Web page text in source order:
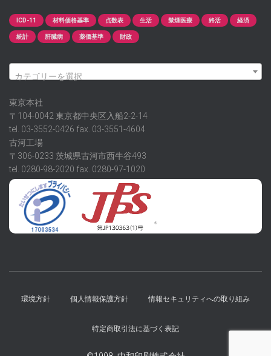
ICD-11 材料価格基準 点数表 生活 禁煙医療 終活 経済
統計 肝臓病 薬価基準 財政
カテゴリーを選択
東京本社
〒104-0042 東京都中央区入船2-2-14
tel. 03-3552-0426 fax. 03-3551-4604
古河工場
〒306-0233 茨城県古河市西牛谷493
tel. 0280-98-2020 fax. 0280-97-1020
環境方針 個人情報保護方針 情報セキュリティへの取り組み
特定商取引法に基づく表記